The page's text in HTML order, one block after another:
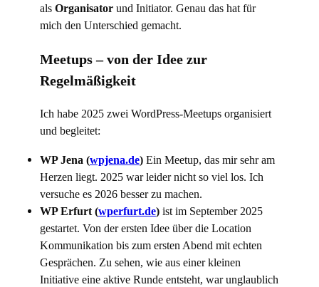
als Organisator und Initiator. Genau das hat für
mich den Unterschied gemacht.
Meetups – von der Idee zur
Regelmäßigkeit
Ich habe 2025 zwei WordPress-Meetups organisiert
und begleitet:
WP Jena (wpjena.de) Ein Meetup, das mir sehr am
Herzen liegt. 2025 war leider nicht so viel los. Ich
versuche es 2026 besser zu machen.
WP Erfurt (wperfurt.de) ist im September 2025
gestartet. Von der ersten Idee über die Location
Kommunikation bis zum ersten Abend mit echten
Gesprächen. Zu sehen, wie aus einer kleinen
Initiative eine aktive Runde entsteht, war unglaublich